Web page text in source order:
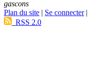
gascons
Plan du site | Se connecter|
RSS 2.0